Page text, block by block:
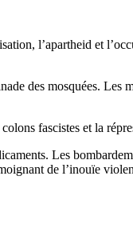
l’apartheid et
des mosquées. Les
fascistes et la
Les
de l’inouïe